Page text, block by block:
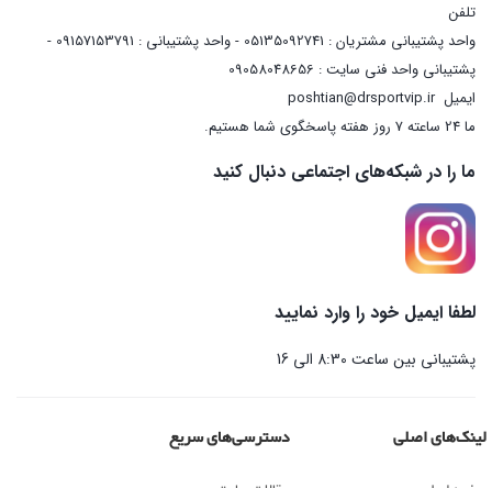
تلفن
واحد پشتیبانی مشتریان : 05135092741 - واحد پشتیبانی : 09157153791 -
پشتیبانی واحد فنی سایت : 09058048656
ایمیلposhtian@drsportvip.ir
ما 24 ساعته 7 روز هفته پاسخگوی شما هستیم.
ما را در شبکه‌های اجتماعی دنبال کنید
لطفا ایمیل خود را وارد نمایید
پشتیبانی بین ساعت 8:30 الی 16
لینک‌های اصلی دسترسی‌های سریع